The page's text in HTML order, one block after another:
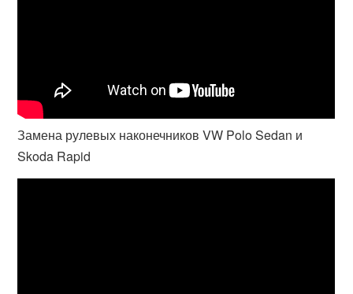
Замена рулевых наконечников VW Polo Sedan и
Skoda Rapid